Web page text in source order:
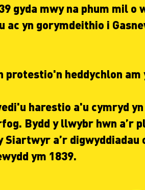
gyda mwy na phum mil
ac yn gorymdeithio i
protestio'n heddychlon
harestio a'u cymryd
Bydd y llwybr hwn a’r
a’r digwyddiadau
ym 1839.